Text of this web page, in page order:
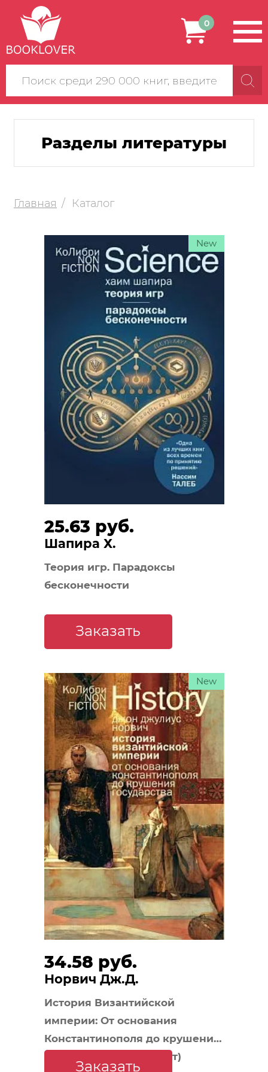
Поиск
по
сайту
0
Разделы литературы
Главная Каталог
25.63 руб.
Шапира Х.
Теория игр. Парадоксы
бесконечности
New
Заказать
34.58 руб.
Норвич Дж.Д.
История Византийской
империи: От основания
Константинополя до крушения
государства (европокет)
New
Заказать